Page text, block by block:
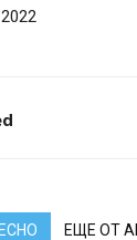
ЕЩЕ ОТ